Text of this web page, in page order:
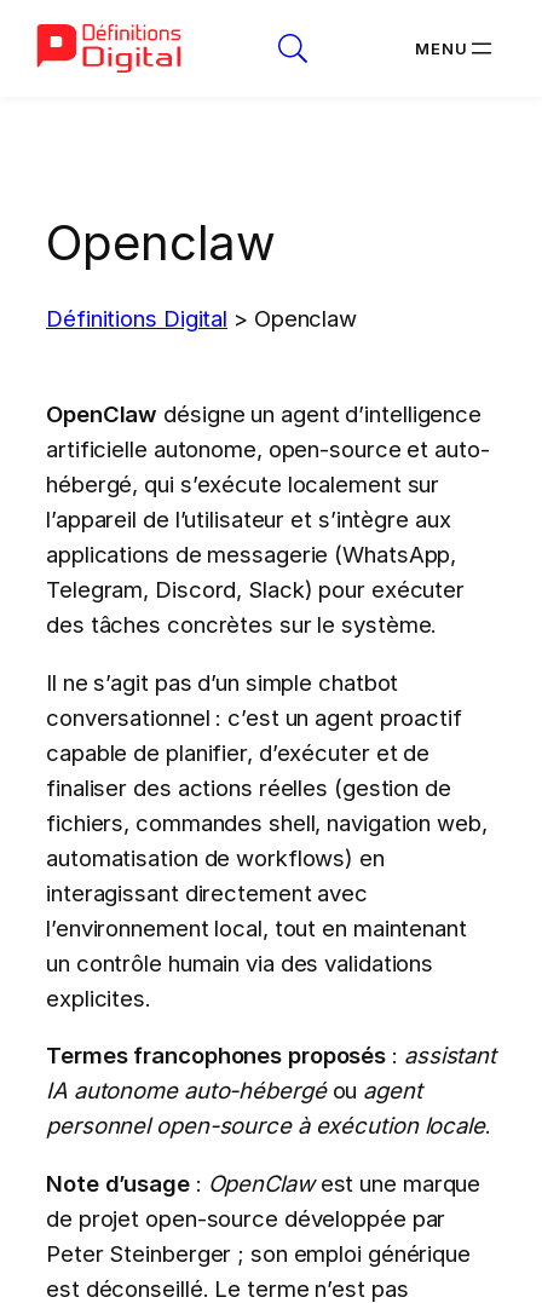
Openclaw
Définitions Digital > Openclaw
OpenClaw désigne un agent d’intelligence
artificielle autonome, open-source et auto-
hébergé, qui s’exécute localement sur
l’appareil de l’utilisateur et s’intègre aux
applications de messagerie (WhatsApp,
Telegram, Discord, Slack) pour exécuter
des tâches concrètes sur le système.
Il ne s’agit pas d’un simple chatbot
conversationnel : c’est un agent proactif
capable de planifier, d’exécuter et de
finaliser des actions réelles (gestion de
fichiers, commandes shell, navigation web,
automatisation de workflows) en
interagissant directement avec
l’environnement local, tout en maintenant
un contrôle humain via des validations
explicites.
Termes francophones proposés : assistant
IA autonome auto-hébergéou agent
personnel open-source à exécution locale.
Note d’usage: OpenClawest une marque
de projet open-source développée par
Peter Steinberger ; son emploi générique
est déconseillé. Le terme n’est pas